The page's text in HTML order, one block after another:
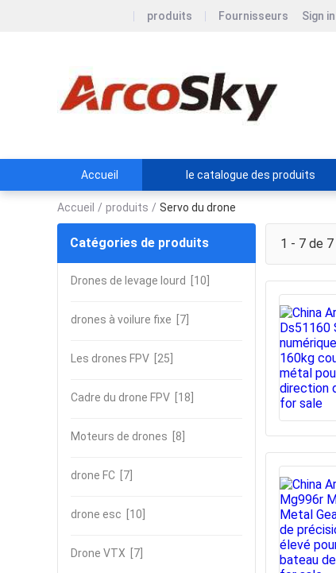
produits Fournisseurs Sign in
Accueil le catalogue des produits
Accueil / produits / Servo du drone
Catégories de produits
Drones de levage lourd [10]
drones à voilure fixe [7]
Les drones FPV [25]
Cadre du drone FPV [18]
Moteurs de drones [8]
drone FC [7]
drone esc [10]
Drone VTX [7]
1 - 7 de 7